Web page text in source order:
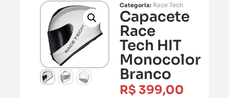
Categoria: Race Tech
Capacete
Race
Tech HIT
Monocolor
Branco
R$399,00